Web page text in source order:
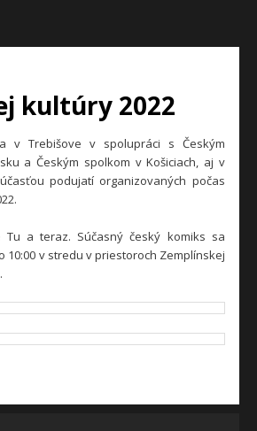
kultúry 2022
v Trebišove v spolupráci s Českým
a Českým spolkom v Košiciach, aj v
podujatí organizovaných počas
Tu a teraz. Súčasný český komiks sa
10:00 v stredu v priestoroch Zemplínskej